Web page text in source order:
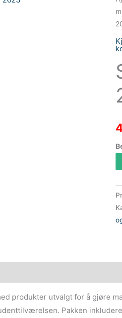
produkter utvalgt for å gjøre
Pakken